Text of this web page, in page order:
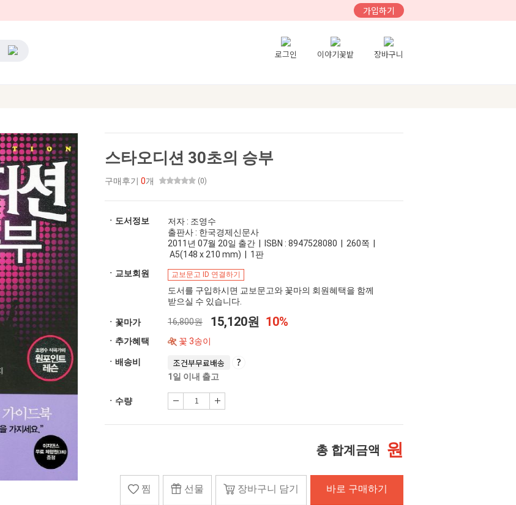
가입하기
로그인 이야기꽃밭 장바구니
스타오디션 30초의 승부
구매후기 0개 (0)
ㆍ도서정보
저자 : 조영수
출판사 : 한국경제신문사
2011년 07월 20일 출간 | ISBN : 8947528080 | 260쪽 |
A5(148 x 210 mm) | 1판
ㆍ교보회원
교보문고 ID 연결하기
도서를 구입하시면 교보문고와 꽃마의 회원혜택을 함께
받으실 수 있습니다.
ㆍ꽃마가 16,800원 15,120원 10%
ㆍ추가혜택 꽃 3송이
ㆍ배송비 조건부무료배송
1일 이내 출고
ㆍ수량
총 합계금액 원
찜 선물 장바구니 담기 바로 구매하기